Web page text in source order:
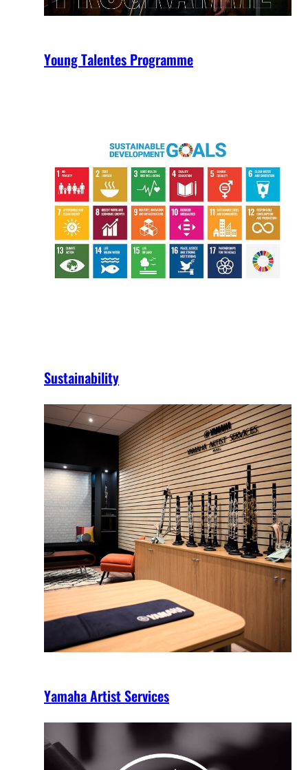
Young Talentes Programme
Sustainability
Yamaha Artist Services